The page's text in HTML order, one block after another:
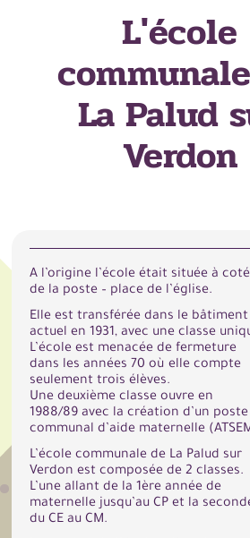
L'école
La Palud
Verdon
A l’origine l’école était située à coté
de la poste – place de l’église.
Elle est transférée dans le bâtiment
actuel en 1931, avec une classe
L’école est menacée de fermeture
dans les années 70 où elle compte
seulement trois élèves.
Une deuxième classe ouvre en
1988/89 avec la création d’un poste
communal d’aide maternelle
L’école communale de La Palud sur
Verdon est composée de 2 classes.
L’une allant de la 1ère année de
maternelle jusqu’au CP et la
du CE au CM.